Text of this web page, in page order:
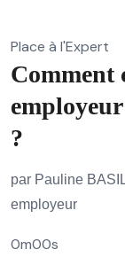
Place à l'Expert
Comment
?
par Pauline
employeur
0m00s